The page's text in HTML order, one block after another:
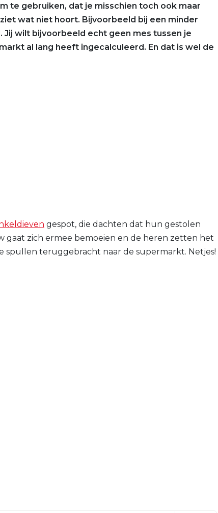
te gebruiken, dat je misschien toch ook maar
wat niet hoort. Bijvoorbeeld bij een minder
wilt bijvoorbeeld echt geen mes tussen je
al lang heeft ingecalculeerd. En dat is wel de
gespot, die dachten dat hun gestolen
gaat zich ermee bemoeien en de heren zetten het
spullen teruggebracht naar de supermarkt. Netjes!